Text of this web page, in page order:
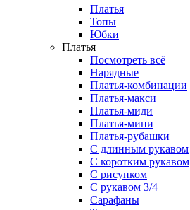
Платья
Топы
Юбки
Платья
Посмотреть всё
Нарядные
Платья-комбинации
Платья-макси
Платья-миди
Платья-мини
Платья-рубашки
С длинным рукавом
С коротким рукавом
С рисунком
С рукавом 3/4
Сарафаны